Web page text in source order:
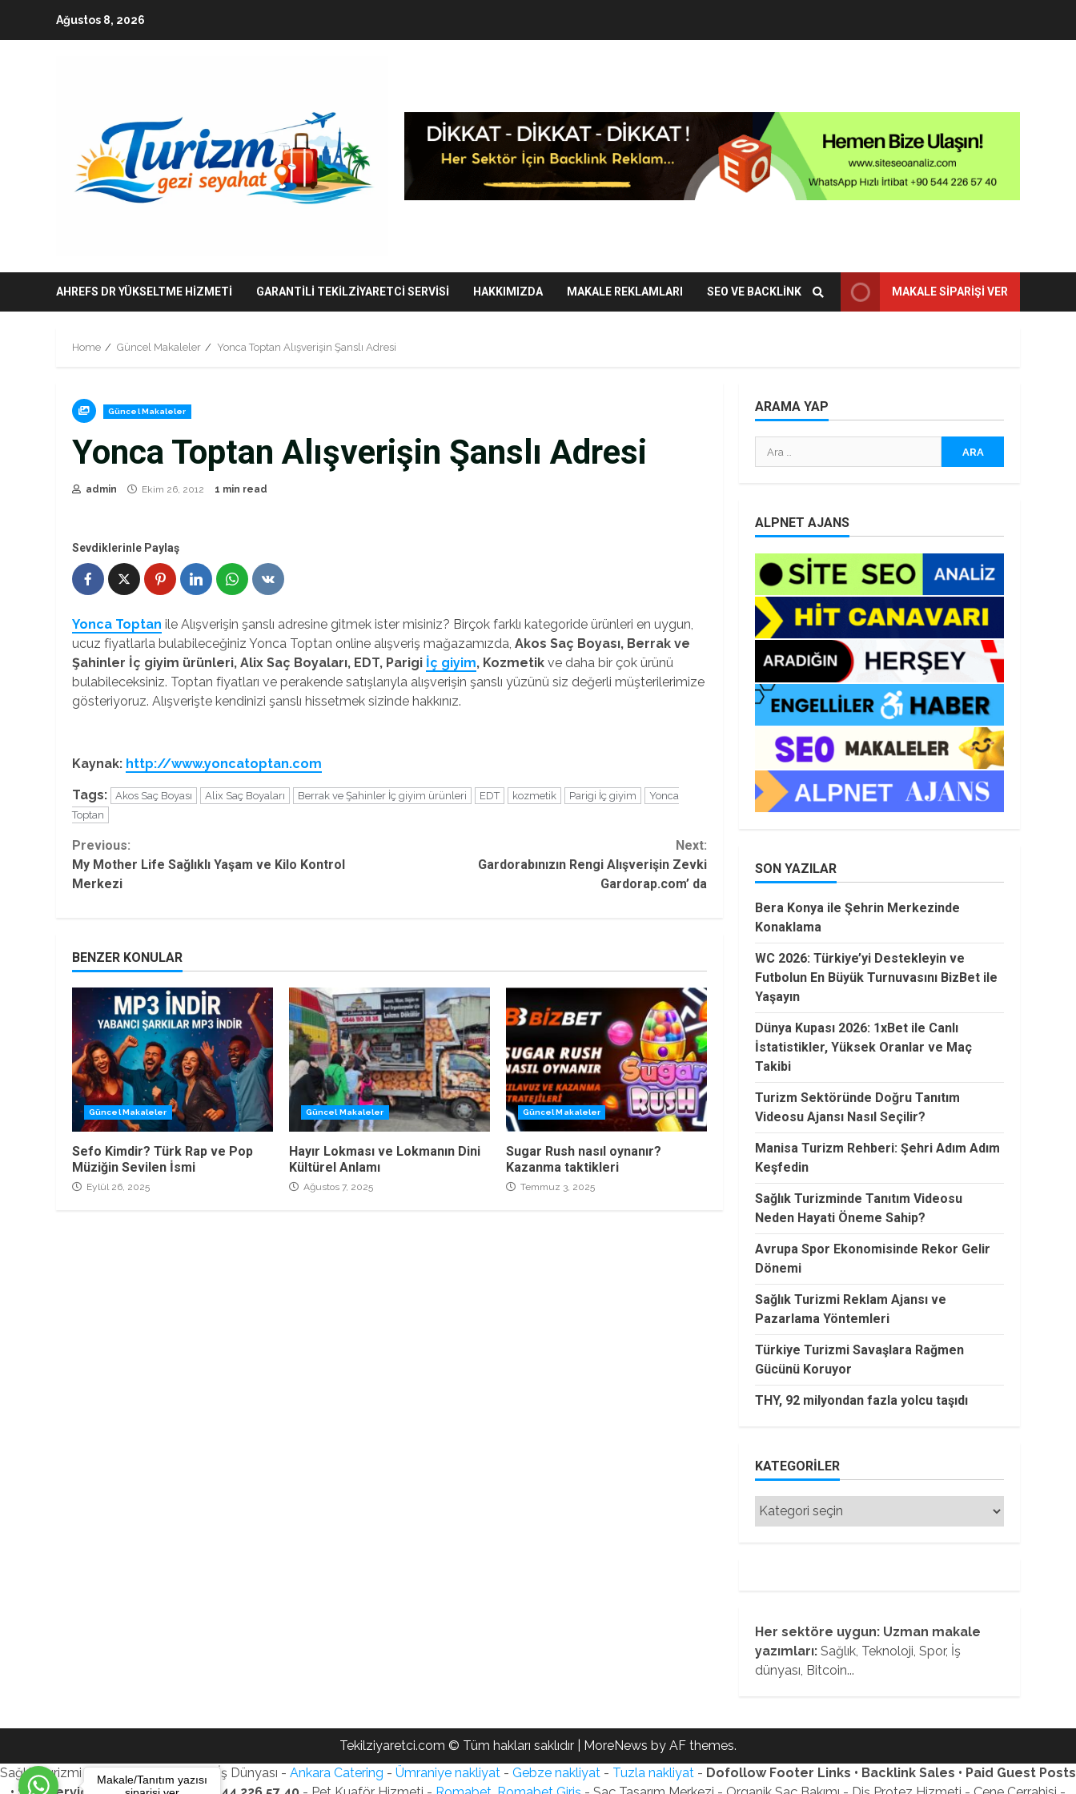
Ağustos 8, 2026
AHREFS DR YÜKSELTME HIZMETI GARANTILI TEKILZIYARETCI SERVISI HAKKIMIZDA MAKALE REKLAMLARI SEO VE BACKLINK MAKALE SIPARIŞI VER
Home Güncel Makaleler Yonca Toptan Alışverişin Şanslı Adresi
Güncel Makaleler
Yonca Toptan Alışverişin Şanslı Adresi
admin Ekim 26, 2012 1 min read
Sevdiklerinle Paylaş
Yonca Toptan ile Alışverişin şanslı adresine gitmek ister misiniz? Birçok farklı kategoride ürünleri en uygun,
ucuz fiyatlarla bulabileceğiniz Yonca Toptan online alışveriş mağazamızda, Akos Saç Boyası, Berrak ve
Şahinler İç giyim ürünleri, Alix Saç Boyaları, EDT, Parigi İç giyim, Kozmetik ve daha bir çok ürünü
bulabileceksiniz. Toptan fiyatları ve perakende satışlarıyla alışverişin şanslı yüzünü siz değerli müşterilerimize
gösteriyoruz. Alışverişte kendinizi şanslı hissetmek sizinde hakkınız.
Kaynak: http://www.yoncatoptan.com
Tags: Akos Saç Boyası Alix Saç Boyaları Berrak ve Şahinler İç giyim ürünleri EDT kozmetik Parigi İç giyim
Yonca
Toptan
Continue
Reading
Previous:
My Mother Life Sağlıklı Yaşam ve Kilo Kontrol
Merkezi
Next:
Gardorabınızın Rengi Alışverişin Zevki
Gardorap.com’ da
BENZER KONULAR
Güncel Makaleler
Sefo Kimdir? Türk Rap ve Pop
Müziğin Sevilen İsmi
Eylül 26, 2025
Güncel Makaleler
Hayır Lokması ve Lokmanın Dini
Kültürel Anlamı
Ağustos 7, 2025
Güncel Makaleler
Sugar Rush nasıl oynanır?
Kazanma taktikleri
Temmuz 3, 2025
ARAMA YAP
Arama:
ALPNET AJANS
SON YAZILAR
Bera Konya ile Şehrin Merkezinde
Konaklama
WC 2026: Türkiye’yi Destekleyin ve
Futbolun En Büyük Turnuvasını BizBet ile
Yaşayın
Dünya Kupası 2026: 1xBet ile Canlı
İstatistikler, Yüksek Oranlar ve Maç
Takibi
Turizm Sektöründe Doğru Tanıtım
Videosu Ajansı Nasıl Seçilir?
Manisa Turizm Rehberi: Şehri Adım Adım
Keşfedin
Sağlık Turizminde Tanıtım Videosu
Neden Hayati Öneme Sahip?
Avrupa Spor Ekonomisinde Rekor Gelir
Dönemi
Sağlık Turizmi Reklam Ajansı ve
Pazarlama Yöntemleri
Türkiye Turizmi Savaşlara Rağmen
Gücünü Koruyor
THY, 92 milyondan fazla yolcu taşıdı
KATEGORILER
Kategoriler
Her sektöre uygun: Uzman makale
yazımları:Sağlık, Teknoloji, Spor, İş
dünyası, Bitcoin...
Tekilziyaretci.com © Tüm hakları saklıdır MoreNews by AF themes.
Sağlık Turizmi Reklam Ajansı - Gezi - İş Dünyası - Ankara Catering - Ümraniye nakliyat - Gebze nakliyat - Tuzla nakliyat - Dofollow Footer Links • Backlink Sales • Paid Guest Posts
Makale/Tanıtım yazısı